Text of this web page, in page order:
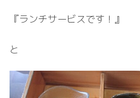
『ランチサービスです！』
と